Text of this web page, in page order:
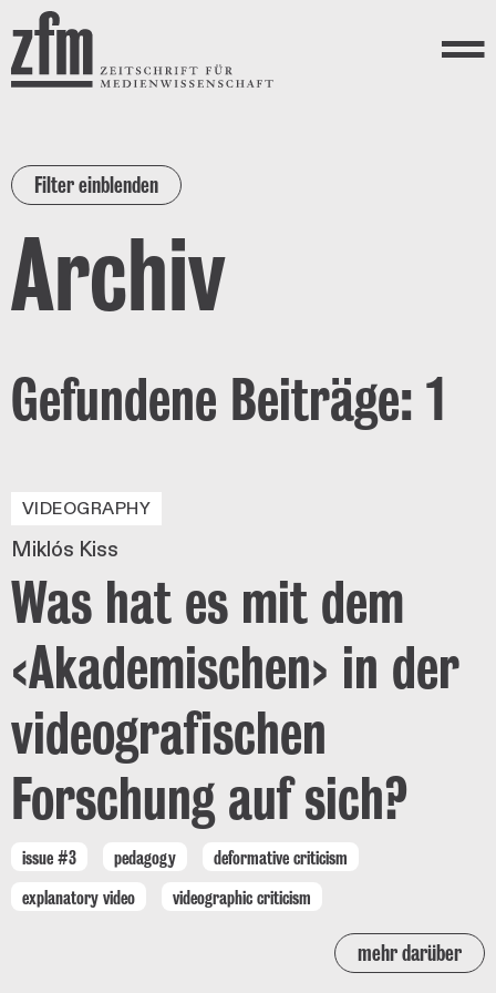
Direkt zum Inhalt
ZEITSCHRIFT FÜR
MEDIENWISSENSCHAFT
Menü
Filter einblenden
Archiv
Gefundene Beiträge: 1
VIDEOGRAPHY
Miklós Kiss
Was hat es mit dem
‹Akademischen› in der
videografischen
Forschung auf sich?
issue #3 pedagogy
deformative criticism
explanatory video
videographic criticism
mehr darüber